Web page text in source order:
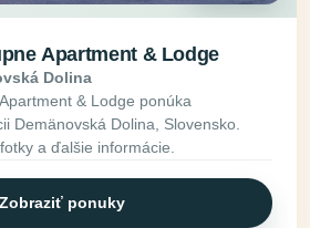
Apartment & Lodge
Dolina
& Lodge ponúka
Demänovská Dolina, Slovensko.
a ďalšie informácie.
Zobraziť ponuky